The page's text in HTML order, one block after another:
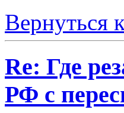
Вернуться
Re: Где
РФ с